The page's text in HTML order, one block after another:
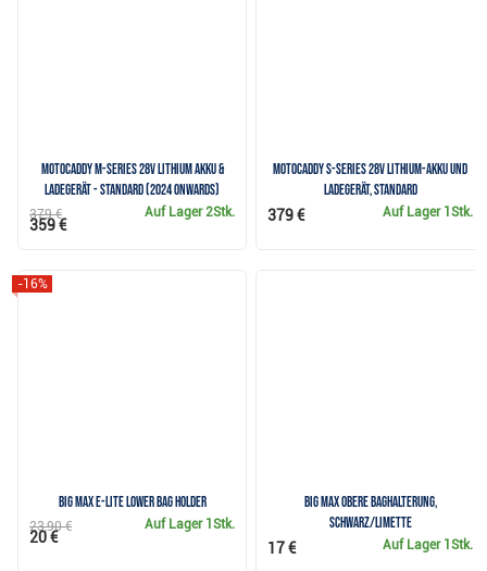
Motocaddy M-Series 28V Lithium Akku &
Ladegerät - Standard (2024 onwards)
Auf Lager2Stk.
379 €
359 €
Motocaddy S-Series 28V Lithium-Akku und
Ladegerät, Standard
Auf Lager 1Stk.
379 €
Big Max e-Lite Lower Bag Holder
-16%
Auf Lager 1Stk.
23,90 €
20 €
Big Max Obere Baghalterung,
schwarz/limette
Auf Lager 1Stk.
17 €